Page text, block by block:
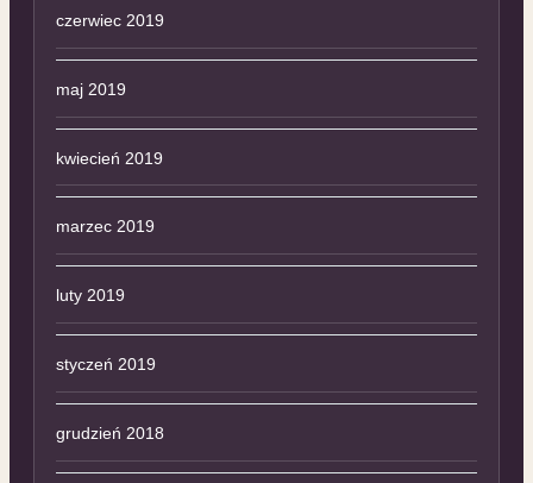
czerwiec 2019
maj 2019
kwiecień 2019
marzec 2019
luty 2019
styczeń 2019
grudzień 2018